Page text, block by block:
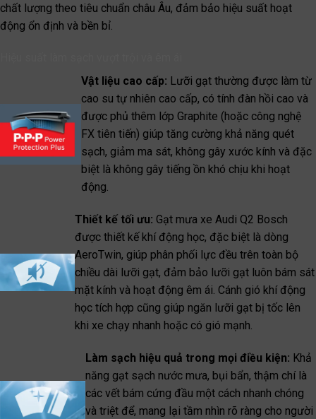
chất lượng theo tiêu chuẩn châu Âu, đảm bảo hiệu suất hoạt
động ổn định và bền bỉ.
Vật liệu cao cấp: Lưỡi gạt thường được làm từ
cao su tự nhiên cao cấp, có tính đàn hồi cao và
được phủ thêm lớp Graphite (hoặc công nghệ
FX tiên tiến) giúp tăng cường khả năng quét
sạch, giảm ma sát, không gây xước kính và đặc
biệt là không gây tiếng ồn khó chịu khi hoạt
động.
Thiết kế tối ưu: Gạt mưa xe Audi Q2 Bosch
được thiết kế khí động học, đặc biệt là dòng
AeroTwin, giúp phân phối lực đều trên toàn bộ
chiều dài lưỡi gạt, đảm bảo lưỡi gạt luôn bám sát
mặt kính và hoạt động êm ái. Cánh gió khí động
học tích hợp cũng giúp ngăn lưỡi gạt bị tốc lên
khi xe chạy nhanh hoặc có gió mạnh.
Làm sạch hiệu quả trong mọi điều kiện: Khả
năng gạt sạch nước mưa, bụi bẩn, thậm chí là
các vết bám cứng đầu một cách nhanh chóng
và triệt để, mang lại tầm nhìn rõ ràng cho người